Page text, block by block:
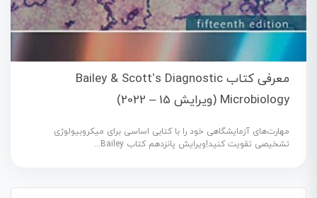
معرفی کتاب Bailey & Scott’s Diagnostic
Microbiology (ویرایش 15 – 2022)
مهارت‌های آزمایشگاهی خود را با کتابی اساسی برای میکروبیولوژی
تشخیصی تقویت کنید!ویرایش پانزدهم کتاب Bailey...